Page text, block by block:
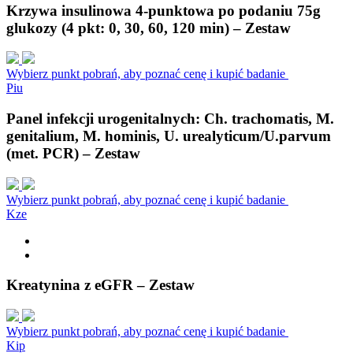
Krzywa insulinowa 4-punktowa po podaniu 75g
glukozy (4 pkt: 0, 30, 60, 120 min) – Zestaw
Wybierz punkt pobrań, aby poznać cenę i kupić badanie
Piu
Panel infekcji urogenitalnych: Ch. trachomatis, M.
genitalium, M. hominis, U. urealyticum/U.parvum
(met. PCR) – Zestaw
Wybierz punkt pobrań, aby poznać cenę i kupić badanie
Kze
Kreatynina z eGFR – Zestaw
Wybierz punkt pobrań, aby poznać cenę i kupić badanie
Kip